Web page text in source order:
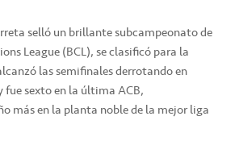
selló un brillante subcampeonato de
League (BCL), se clasificó para la
las semifinales derrotando en
sexto en la última ACB,
más en la planta noble de la mejor liga